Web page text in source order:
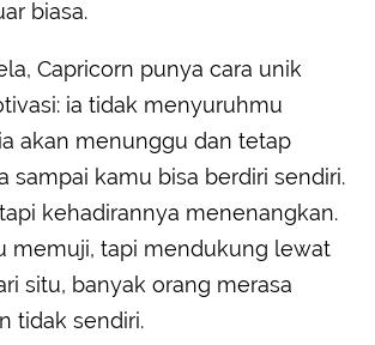
biasa.
Capricorn punya cara unik
ia tidak menyuruhmu
akan menunggu dan tetap
sampai kamu bisa berdiri sendiri.
kehadirannya menenangkan.
memuji, tapi mendukung lewat
situ, banyak orang merasa
tidak sendiri.